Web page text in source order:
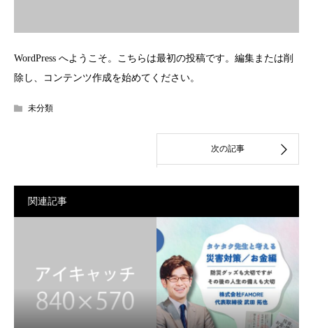
WordPress へようこそ。こちらは最初の投稿です。編集または削
除し、コンテンツ作成を始めてください。
未分類
関連記事